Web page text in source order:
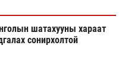
шатахууны хараат
сонирхолтой